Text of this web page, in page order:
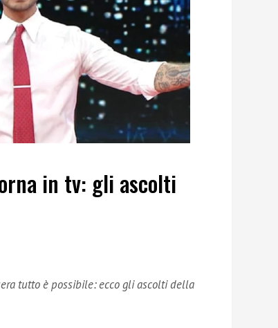
in tv: gli ascolti
tutto è possibile: ecco gli ascolti della